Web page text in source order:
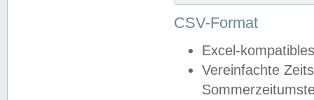
CSV-Format
Excel-
Vereinfachte